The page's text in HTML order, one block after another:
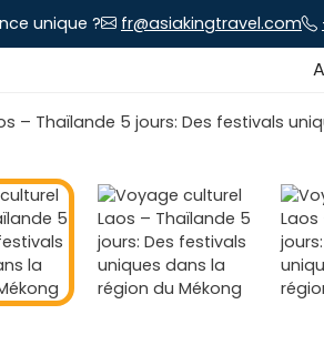
unique ? fr@asiakingtravel.com